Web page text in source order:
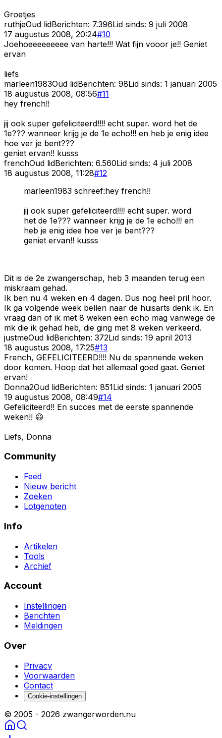
Groetjes
ruthjeOud lidBerichten: 7.396Lid sinds: 9 juli 2008
17 augustus 2008, 20:24#10
Joehoeeeeeeeee van harte!!! Wat fijn vooor je!! Geniet
ervan
liefs
marleen1983Oud lidBerichten: 98Lid sinds: 1 januari 2005
18 augustus 2008, 08:56#11
hey french!!
jij ook super gefeliciteerd!!!! echt super. word het de
1e??? wanneer krijg je de 1e echo!!! en heb je enig idee
hoe ver je bent???
geniet ervan!! kusss
frenchOud lidBerichten: 6.560Lid sinds: 4 juli 2008
18 augustus 2008, 11:28#12
marleen1983 schreef:hey french!!
jij ook super gefeliciteerd!!!! echt super. word
het de 1e??? wanneer krijg je de 1e echo!!! en
heb je enig idee hoe ver je bent???
geniet ervan!! kusss
Dit is de 2e zwangerschap, heb 3 maanden terug een
miskraam gehad.
Ik ben nu 4 weken en 4 dagen. Dus nog heel pril hoor.
Ik ga volgende week bellen naar de huisarts denk ik. En
vraag dan of ik met 8 weken een echo mag vanwege de
mk die ik gehad heb, die ging met 8 weken verkeerd.
justmeOud lidBerichten: 372Lid sinds: 19 april 2013
18 augustus 2008, 17:25#13
French, GEFELICITEERD!!!! Nu de spannende weken
door komen. Hoop dat het allemaal goed gaat. Geniet
ervan!
Donna2Oud lidBerichten: 851Lid sinds: 1 januari 2005
19 augustus 2008, 08:49#14
Gefeliciteerd!! En succes met de eerste spannende
weken!! 😃
Liefs, Donna
Community
Feed
Nieuw bericht
Zoeken
Lotgenoten
Info
Artikelen
Tools
Archief
Account
Instellingen
Berichten
Meldingen
Over
Privacy
Voorwaarden
Contact
Cookie-instellingen
© 2005 - 2026 zwangerworden.nu